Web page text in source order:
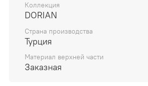
Коллекция
DORIAN
Страна производства
Турция
Материал верхней части
Заказная